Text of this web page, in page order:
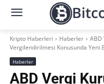
Kripto Haberleri Haberler
ABD
Vergilendirilmesi Konusunda Yeni
Haberler
ABD Vergi